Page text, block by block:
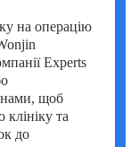
на операцію
Experts
щоб
та
до